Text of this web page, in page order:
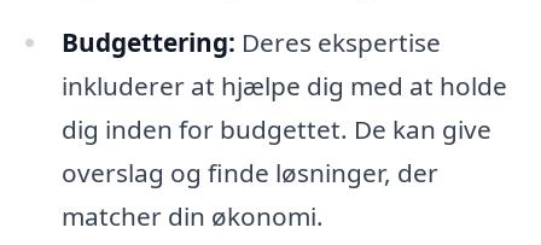
Budgettering: Deres ekspertise
inkluderer at hjælpe dig med at holde
dig inden for budgettet. De kan give
overslag og finde løsninger, der
matcher din økonomi.